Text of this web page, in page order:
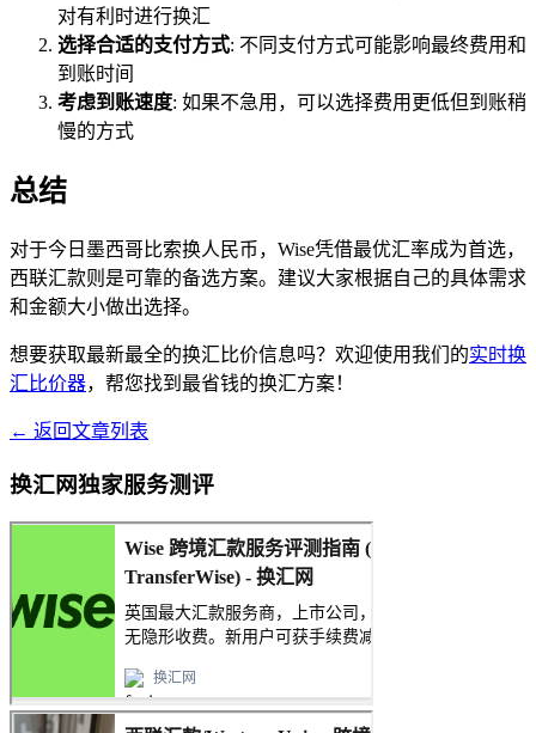
对有利时进行换汇
选择合适的支付方式: 不同支付方式可能影响最终费用和
到账时间
考虑到账速度: 如果不急用，可以选择费用更低但到账稍
慢的方式
总结
对于今日墨西哥比索换人民币，Wise凭借最优汇率成为首选，
西联汇款则是可靠的备选方案。建议大家根据自己的具体需求
和金额大小做出选择。
想要获取最新最全的换汇比价信息吗？欢迎使用我们的实时换
汇比价器，帮您找到最省钱的换汇方案！
← 返回文章列表
换汇网独家服务测评